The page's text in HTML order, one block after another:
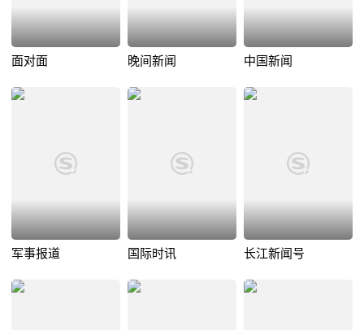
面对面 晚间新闻 中国新闻
军事报道 国际时讯 长江新闻号